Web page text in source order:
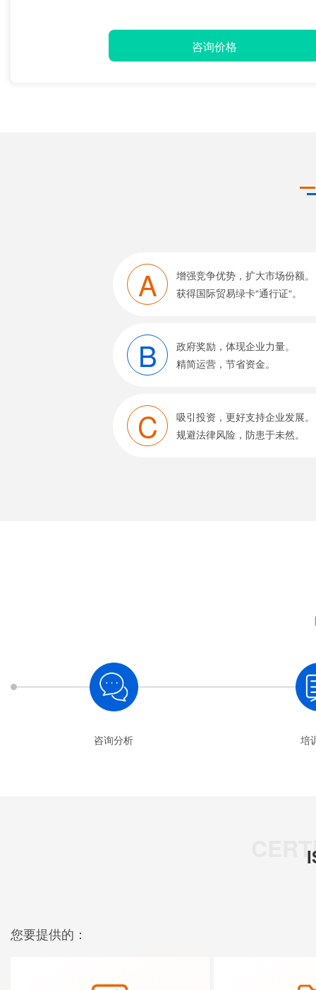
咨询价格
A
增强竞争优势，扩大市场份额。
获得国际贸易绿卡“通行证“。
B
政府奖励，体现企业力量。
精简运营，节省资金。
C
吸引投资，更好支持企业发展。
规避法律风险，防患于未然。
咨询分析 培
您要提供的：